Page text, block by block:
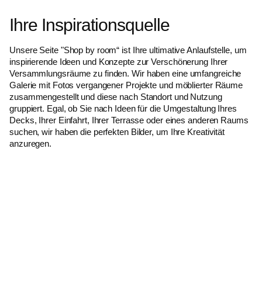
Ihre Inspirationsquelle
Unsere Seite "Shop by room“ ist Ihre ultimative Anlaufstelle, um
inspirierende Ideen und Konzepte zur Verschönerung Ihrer
Versammlungsräume zu finden. Wir haben eine umfangreiche
Galerie mit Fotos vergangener Projekte und möblierter Räume
zusammengestellt und diese nach Standort und Nutzung
gruppiert. Egal, ob Sie nach Ideen für die Umgestaltung Ihres
Decks, Ihrer Einfahrt, Ihrer Terrasse oder eines anderen Raums
suchen, wir haben die perfekten Bilder, um Ihre Kreativität
anzuregen.